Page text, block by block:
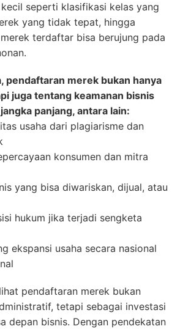
seperti klasifikasi kelas yang
yang tidak tepat, hingga
terdaftar bisa berujung pada
pendaftaran merek bukan hanya
juga tentang keamanan bisnis
panjang, antara lain:
usaha dari plagiarisme dan
konsumen dan mitra
yang bisa diwariskan, dijual, atau
hukum jika terjadi sengketa
ekspansi usaha secara nasional
pendaftaran merek bukan
tetapi sebagai investasi
depan bisnis. Dengan pendekatan